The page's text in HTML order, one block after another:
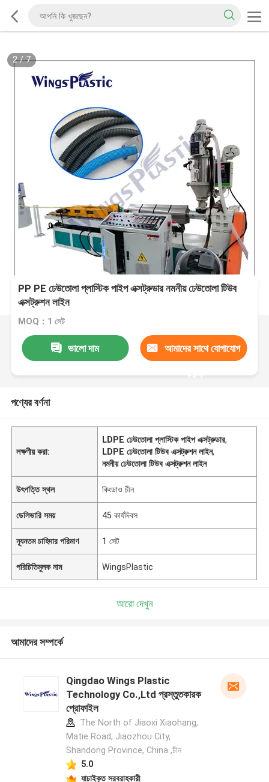
2/7
PP PE ঢেউতোলা প্লাস্টিক পাইপ এক্সট্রুডার নমনীয় ঢেউতোলা টিউব
এক্সট্রুশন লাইন
MOQ：1 সেট
ভালো দাম আমাদের সাথে যোগাযোগ
করুন
পণ্যের বর্ণনা
লক্ষণীয় করা:
LDPE ঢেউতোলা প্লাস্টিক পাইপ এক্সট্রুডার,
LDPE ঢেউতোলা টিউব এক্সট্রুশন লাইন,
নমনীয় ঢেউতোলা টিউব এক্সট্রুশন লাইন
উৎপত্তি স্থল কিংডাও চীন
ডেলিভারি সময় 45 কার্যদিবস
ন্যূনতম চাহিদার পরিমাণ 1 সেট
পরিচিতিমুলক নাম WingsPlastic
আরো দেখুন
আমাদের সম্পর্কে
Qingdao Wings Plastic
Technology Co.,Ltd প্রস্তুতকারক
প্রোফাইল
The North of Jiaoxi Xiaohang,
Matie Road, Jiaozhou City,
Shandong Province, China ,চীন
5.0
যাচাইকৃত সরবরাহকারী